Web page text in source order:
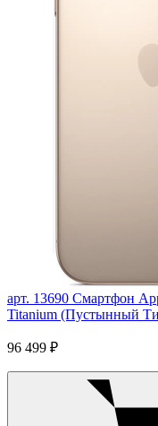
арт. 13690 Смартфон
Titanium (Пустынный
96 499 ₽